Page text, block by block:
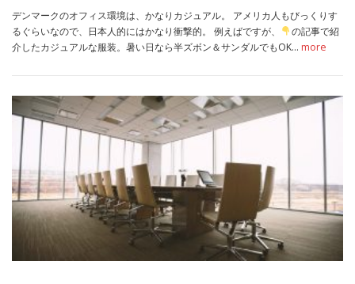
デンマークのオフィス環境は、かなりカジュアル。 アメリカ人もびっくりす
るぐらいなので、日本人的にはかなり衝撃的。 例えばですが、
の記事で紹
介したカジュアルな服装。暑い日なら半ズボン＆サンダルでもOK… more